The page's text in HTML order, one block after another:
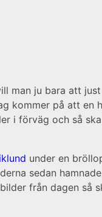
ju bara att
kommer på att en
i förväg och så
under en
sedan
från dagen så